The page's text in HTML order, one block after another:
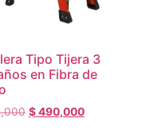
Tipo Tijera 3
en Fibra de
$490,000